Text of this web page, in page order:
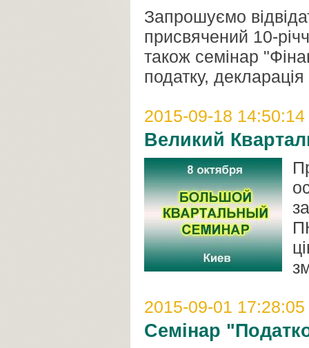
Запрошуємо
присвячений 10-
також семінар
податку,
2015-09-18 14:50:14
Великий
2015-09-01 17:28:05
Семінар